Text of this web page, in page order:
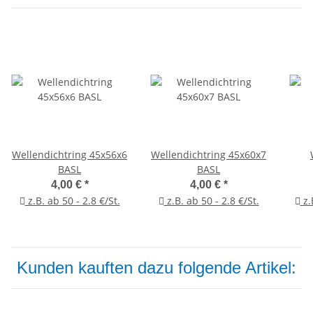
Wellendichtring 45x56x6
BASL
4,00 € *
z.B. ab 50 - 2.8 €/St.
Wellendichtring 45x60x7
BASL
4,00 € *
z.B. ab 50 - 2.8 €/St.
Kunden kauften dazu folgende Artikel: